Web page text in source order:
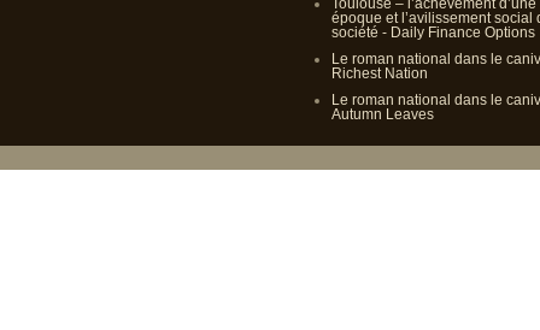
Toulouse – l’achèvement d’une
époque et l’avilissement social
société - Daily Finance Options
Le roman national dans le
Richest Nation
Le roman national dans le
Autumn Leaves